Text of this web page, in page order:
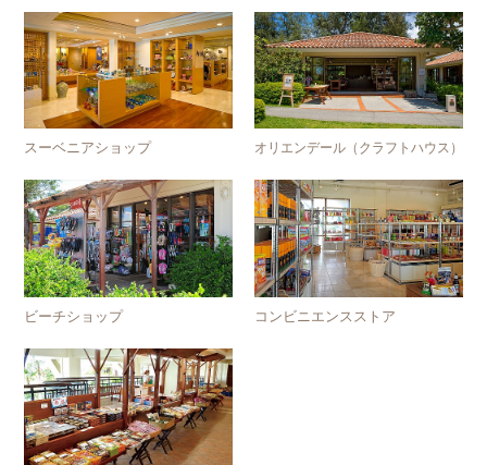
スーベニアショップ オリエンデール（クラフトハウス）
ビーチショップ コンビニエンスストア